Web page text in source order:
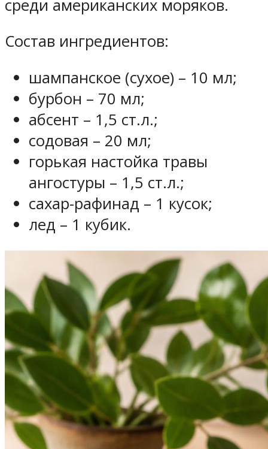
среди американских моряков.
Состав ингредиентов:
шампанское (сухое) – 10 мл;
бурбон – 70 мл;
абсент – 1,5 ст.л.;
содовая – 20 мл;
горькая настойка травы
ангостуры – 1,5 ст.л.;
сахар-рафинад – 1 кусок;
лед – 1 кубик.